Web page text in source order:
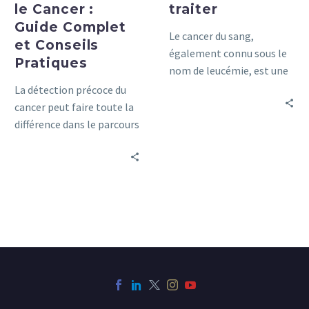
le Cancer :
Guide Complet
et Conseils
Pratiques
La détection précoce du
cancer peut faire toute la
différence dans le parcours
traiter
Le cancer du sang,
également connu sous le
nom de leucémie, est une